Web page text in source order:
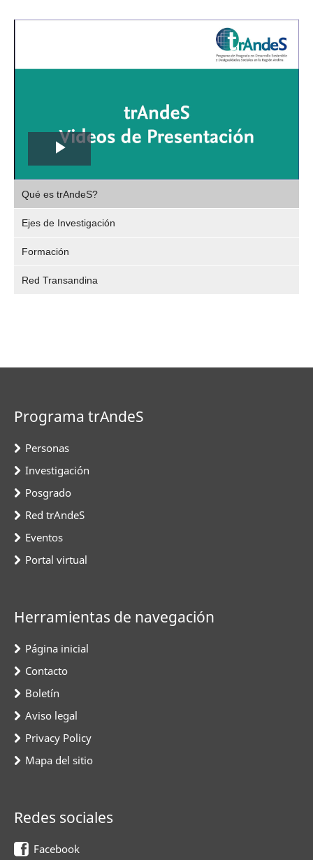
Play
Video
Qué es trAndeS?
Ejes de Investigación
Formación
Red Transandina
Programa trAndeS
Personas
Investigación
Posgrado
Red trAndeS
Eventos
Portal virtual
Herramientas de navegación
Página inicial
Contacto
Boletín
Aviso legal
Privacy Policy
Mapa del sitio
Redes sociales
Facebook